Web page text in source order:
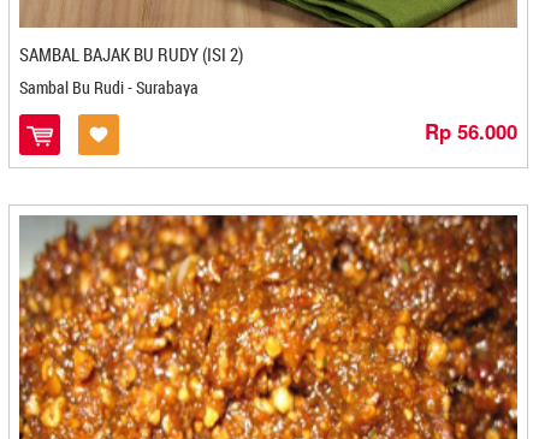
Buka Kai- Padang
Bumbu Keraton - Mojokerto
Bun's Food - Bandung
Bunda Luwes - Mojokerto
Bunga Kantil - Magelang
Cahaya Bintang - Gorontalo
Cahaya Syajaril - Medan
Candi Dieng Pak Muhasim - Magelang
Cangkir Bakery and Cafe - Makasar
Cap Kuncup - Kediri
Capluk Capluk - Kediri
Ceasuya - Cilegon
Cecede - Bandung
SAMBAL BAJAK BU RUDY (ISI 2)
Sambal Bu Rudi - Surabaya
Rp 56.000